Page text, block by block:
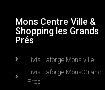
Mons Centre Ville &
Shopping les Grands
Prés
Livis Laforge Mons ville
Livis Laforge Mons Grand-
Prés